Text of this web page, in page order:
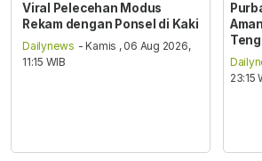
Viral Pelecehan Modus
Rekam dengan Ponsel di Kaki
Dailynews - Kamis , 06 Aug 2026,
11:15 WIB
23:15